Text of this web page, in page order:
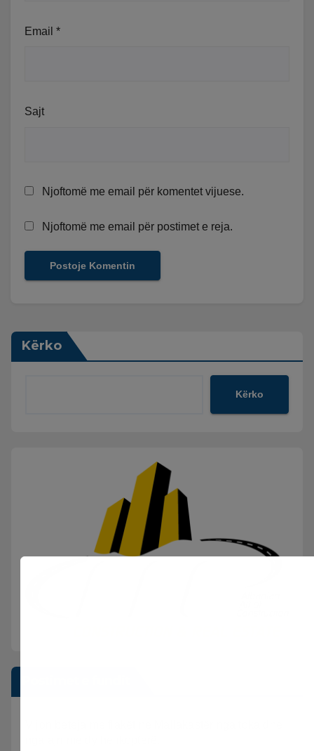
Email *
Sajt
Njoftomë me email për komentet vijuese.
Njoftomë me email për postimet e reja.
Kërko
Kërko